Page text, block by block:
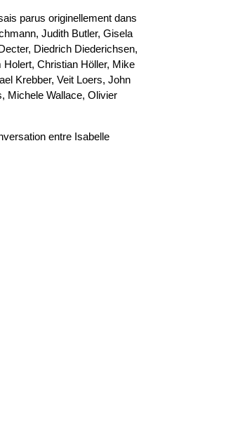
parus originellement dans
Judith Butler, Gisela
Diedrich Diederichsen,
Christian Höller, Mike
Krebber, Veit Loers, John
Michele Wallace, Olivier
entre Isabelle